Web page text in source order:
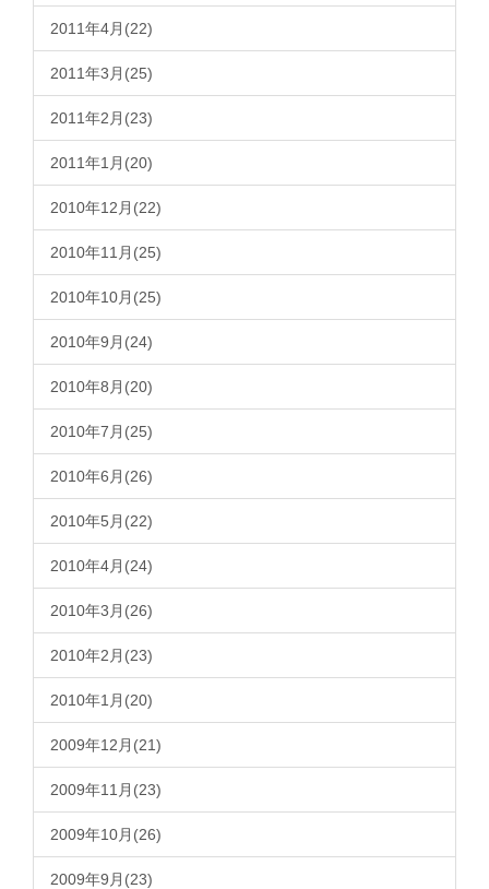
2011年4月(22)
2011年3月(25)
2011年2月(23)
2011年1月(20)
2010年12月(22)
2010年11月(25)
2010年10月(25)
2010年9月(24)
2010年8月(20)
2010年7月(25)
2010年6月(26)
2010年5月(22)
2010年4月(24)
2010年3月(26)
2010年2月(23)
2010年1月(20)
2009年12月(21)
2009年11月(23)
2009年10月(26)
2009年9月(23)